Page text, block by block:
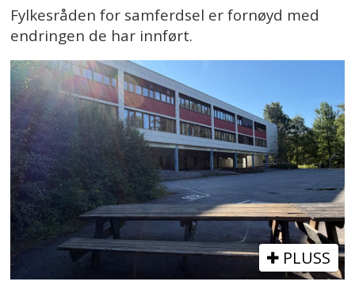
Fylkesråden for samferdsel er fornøyd med
endringen de har innført.
PLUSS